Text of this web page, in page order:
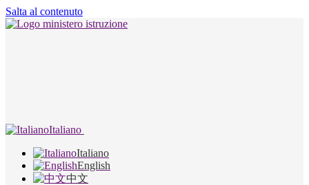
Salta al contenuto
Italiano
Italiano
English
中文